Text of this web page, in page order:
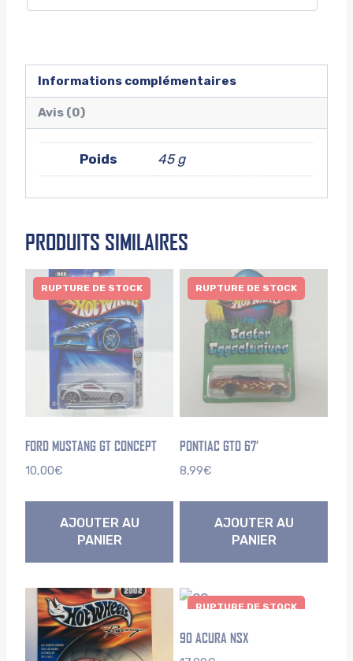
Informations complémentaires
Avis (0)
Poids 45 g
PRODUITS SIMILAIRES
RUPTURE DE STOCK
FORD MUSTANG GT CONCEPT
10,00€
AJOUTER AU
PANIER
RUPTURE DE STOCK
PONTIAC GTO 67’
8,99€
AJOUTER AU
PANIER
RUPTURE DE STOCK
90 ACURA NSX